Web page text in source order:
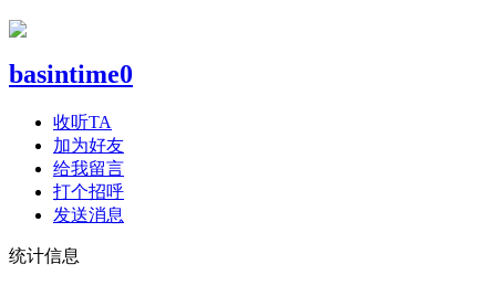
basintime0
收听TA
加为好友
给我留言
打个招呼
发送消息
统计信息